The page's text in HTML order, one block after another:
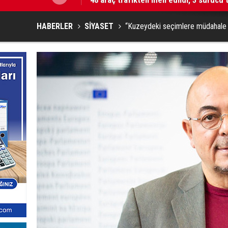
HABERLER SİYASET “Kuzeydeki seçimlere